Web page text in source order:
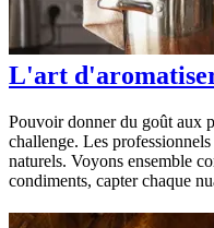
L'art
Pouvoir donner du goût aux
challenge. Les
naturels. Voyons ensemble
condiments, capter chaque